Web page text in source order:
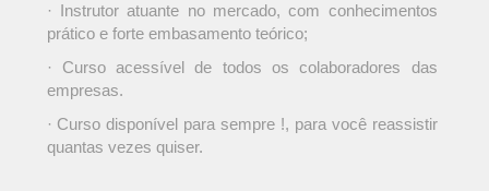
· Instrutor atuante no mercado, com conhecimentos
prático e forte embasamento teórico;
· Curso acessível de todos os colaboradores das
empresas.
· Curso disponível para sempre !, para você reassistir
quantas vezes quiser.